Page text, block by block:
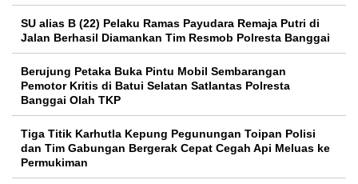
SU alias B (22) Pelaku Ramas Payudara Remaja Putri di
Jalan Berhasil Diamankan Tim Resmob Polresta Banggai
Berujung Petaka Buka Pintu Mobil Sembarangan
Pemotor Kritis di Batui Selatan Satlantas Polresta
Banggai Olah TKP
Tiga Titik Karhutla Kepung Pegunungan Toipan Polisi
dan Tim Gabungan Bergerak Cepat Cegah Api Meluas ke
Permukiman